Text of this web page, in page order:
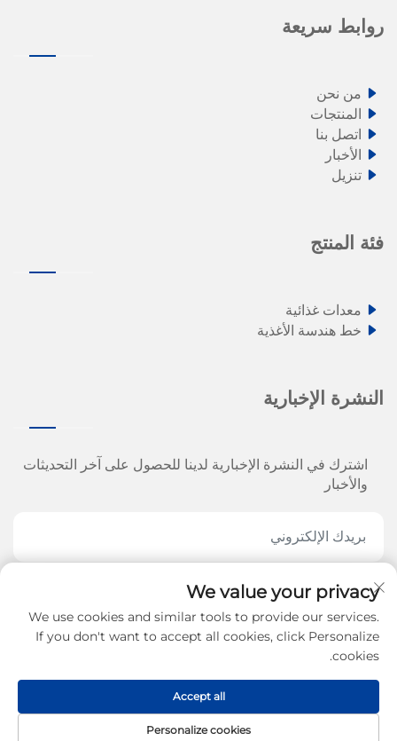
روابط سريعة
من نحن
المنتجات
اتصل بنا
الأخبار
تنزيل
فئة المنتج
معدات غذائية
خط هندسة الأغذية
النشرة الإخبارية
اشترك في النشرة الإخبارية لدينا للحصول على آخر التحديثات
والأخبار
اشترك الآن
حقوق الطبع والنشر © 2026 لصالح شركة جينان آرو
للمachinery المحدودة. -
سياسة الخصوصية
We value your privacy
We use cookies and similar tools to provide our services.
If you don't want to accept all cookies, click Personalize
cookies.
Personalize cookies
Accept all